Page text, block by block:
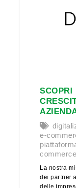
SCOPRI
e-
La nostra
dei partner